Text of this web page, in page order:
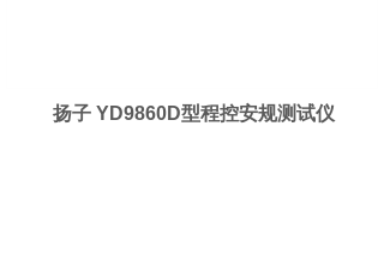
扬子 YD9860D型程控安规测试仪